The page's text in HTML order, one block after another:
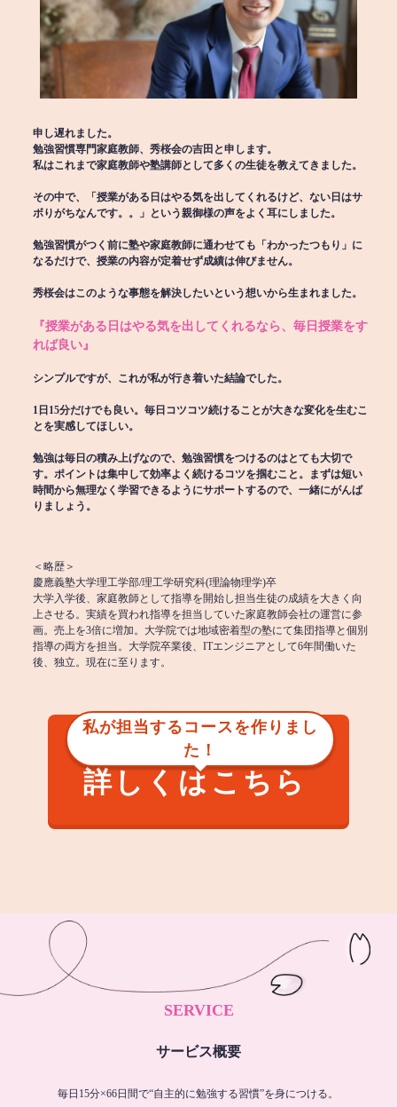
申し遅れました。
勉強習慣専門家庭教師、秀桜会の吉田と申します。
私はこれまで家庭教師や塾講師として多くの生徒を教えてきました。
その中で、「授業がある日はやる気を出してくれるけど、ない日はサ
ボりがちなんです。。」という親御様の声をよく耳にしました。
勉強習慣がつく前に塾や家庭教師に通わせても「わかったつもり」に
なるだけで、授業の内容が定着せず成績は伸びません。
秀桜会はこのような事態を解決したいという想いから生まれました。
『授業がある日はやる気を出してくれるなら、毎日授業をす
れば良い』
シンプルですが、これが私が行き着いた結論でした。
1日15分だけでも良い。毎日コツコツ続けることが大きな変化を生むこ
とを実感してほしい。
勉強は毎日の積み上げなので、勉強習慣をつけるのはとても大切で
す。ポイントは集中して効率よく続けるコツを掴むこと。まずは短い
時間から無理なく学習できるようにサポートするので、一緒にがんば
りましょう。
＜略歴＞
慶應義塾大学理工学部/理工学研究科(理論物理学)卒
大学入学後、家庭教師として指導を開始し担当生徒の成績を大きく向
上させる。実績を買われ指導を担当していた家庭教師会社の運営に参
画。売上を3倍に増加。大学院では地域密着型の塾にて集団指導と個別
指導の両方を担当。大学院卒業後、ITエンジニアとして6年間働いた
後、独立。現在に至ります。
私が担当するコースを作りまし
た！
詳しくはこちら
SERVICE
サービス概要
毎日15分×66日間で“自主的に勉強する習慣”を身につける。